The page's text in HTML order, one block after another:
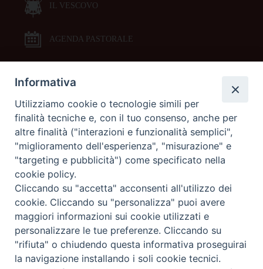
IL VESCOVO
AGENDA PASTORALE
DOCUMENTI PASTORALI
ORARI MESSE
LITURGIA DELLE ORE
GALLERIE FOTOGRAFICHE
GALLERIE VIDEO
Informativa
Utilizziamo cookie o tecnologie simili per
finalità tecniche e, con il tuo consenso, anche per
altre finalità ("interazioni e funzionalità semplici",
"miglioramento dell'esperienza", "misurazione" e
"targeting e pubblicità") come specificato nella
cookie policy.
Cliccando su "accetta" acconsenti all'utilizzo dei
cookie. Cliccando su "personalizza" puoi avere
maggiori informazioni sui cookie utilizzati e
personalizzare le tue preferenze. Cliccando su
"rifiuta" o chiudendo questa informativa proseguirai
la navigazione installando i soli cookie tecnici.